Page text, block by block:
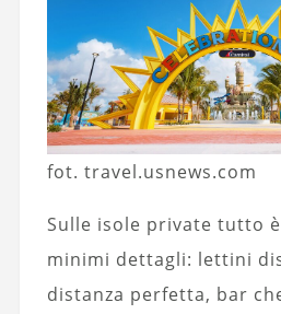
fot. travel.usnews.com
Sulle isole private tutto
minimi dettagli: lettini
distanza perfetta, bar